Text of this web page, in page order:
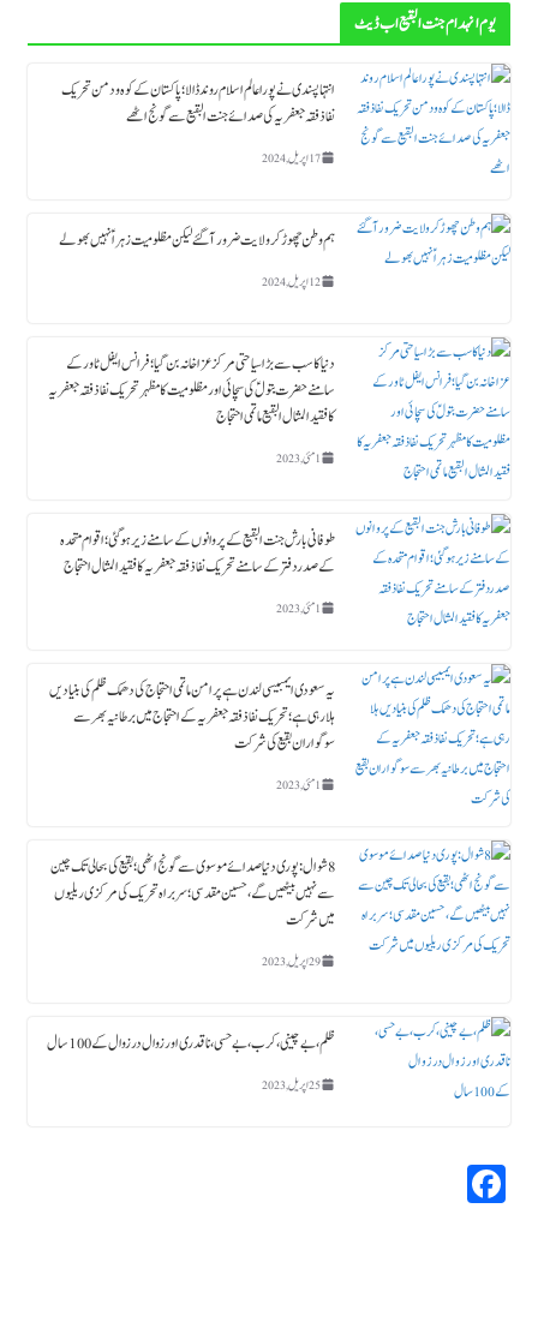
یوم انہدام جنت البقیع اب ڈیٹ
انتہاپسندی نے پورا عالم اسلام روند ڈالا؛ پاکستان کے کوہ و دمن تحریک
نفاذ فقہ جعفریہ کی صدائے جنت البقیع سے گونج اٹھے
17 اپریل, 2024
ہم وطن چھوڑ کر ولایت ضرور آگئے لیکن مظلومیت زہراؑ نہیں بھولے
12 اپریل, 2024
دنیا کا سب سے بڑا سیاحتی مرکز عزاخانہ بن گیا ؛ فرانس ایفل ٹاورکے
سامنے حضرت بتولؑ کی سچائی اور مظلومیت کا مظہر تحریک نفاذ فقہ جعفریہ
کا فقید المثال البقیع ماتمی احتجاج
1 مئی, 2023
طوفانی بارش جنت البقیع کے پروانوں کے سامنے زیر ہوگئی ؛ اقوام متحدہ
کے صدردفتر کے سامنے تحریک نفاذ فقہ جعفریہ کا فقید المثال احتجاج
1 مئی, 2023
یہ سعودی ایمبیسی لندن ہے پرامن ماتمی احتجاج کی دھمک ظلم کی بنیادیں
ہلا رہی ہے؛ تحریک نفاذ فقہ جعفریہ کے احتجاج میں برطانیہ بھر سے
سوگواران بقیع کی شرکت
1 مئی, 2023
8 شوال : پوری دنیا صدائے موسوی سے گونج اٹھی ؛ بقیع کی بحالی تک چین
سے نہیں بیٹھیں گے، حسین مقدسی؛ سربراہ تحریک کی مرکزی ریلیوں
میں شرکت
29 اپریل, 2023
ظلم،بے چینی،کرب، بے حسی، ناقدری اور زوال در زوال کے 100سال
25 اپریل, 2023
Fa